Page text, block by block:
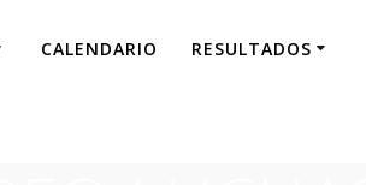
CALENDARIO RESULTADOS